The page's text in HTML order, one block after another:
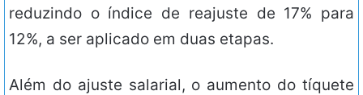
reduzindo o índice de reajuste de 17% para
12%, a ser aplicado em duas etapas.
Além do ajuste salarial, o aumento do tíquete